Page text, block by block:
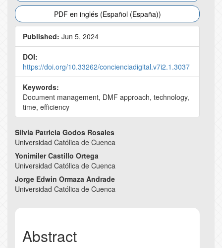
PDF en inglés (Español (España))
Published: Jun 5, 2024
DOI:
https://doi.org/10.33262/concienciadigital.v7i2.1.3037
Keywords:
Document management, DMF approach, technology,
time, efficiency
Main
Article
Content
Silvia Patricia Godos Rosales
Universidad Católica de Cuenca
Yonimiler Castillo Ortega
Universidad Católica de Cuenca
Jorge Edwin Ormaza Andrade
Universidad Católica de Cuenca
Abstract